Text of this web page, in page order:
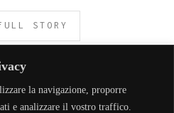
la navigazione, proporre
e analizzare il vostro traffico.
STORY